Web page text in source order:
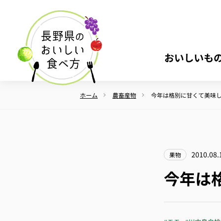
おいしいも
ホーム 農畜産物 今年は格別に甘くて美味
果物
今年は